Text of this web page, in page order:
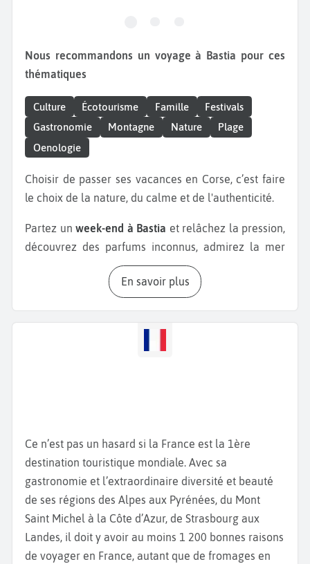
Nous recommandons un voyage à Bastia pour ces
thématiques
Culture Écotourisme Famille
Festivals
Gastronomie
Montagne Nature
Plage
Oenologie
Choisir de passer ses vacances en Corse, c’est faire
le choix de la nature, du calme et de l'authenticité.
Partez un week-end à Bastia et relâchez la pression,
découvrez des parfums inconnus, admirez la mer
bleu azur et la montagne. Crapahutez au cœur des
petites ruelles de la vieille ville, baladez-vous dans
faire une pause dans votre ascension vers la
donjon, lePalais des Gouverneurs, le
d’Histoire de Bastiaet laCathédrale Sainte-Marie
sont les endroits incontournables de votre balade
dans la citadelle. L’église Saint-Jean-Baptiste,
style baroque, avec ses deux clochers et son
intérieur richement décoré, est le symbole religieux
En savoir plus
Ce n’est pas un hasard si la France est la 1ère
destination touristique mondiale. Avec sa
gastronomie et l’extraordinaire diversité et beauté
de ses régions des Alpes aux Pyrénées, du Mont
Saint Michel à la Côte d’Azur, de Strasbourg aux
Landes, il doit y avoir au moins 1 200 bonnes raisons
de voyager en France, autant que de fromages en